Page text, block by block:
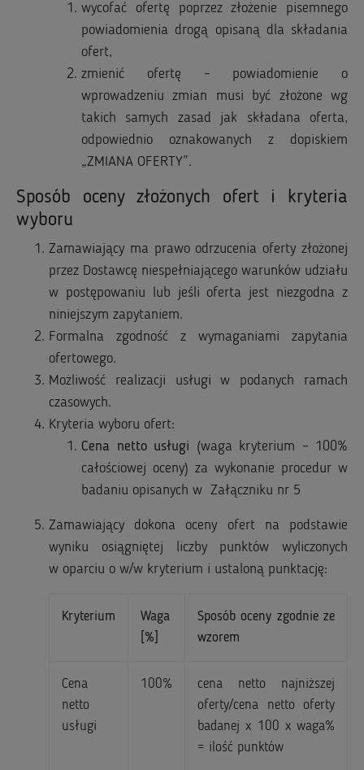
wycofać ofertę poprzez złożenie pisemnego
powiadomienia drogą opisaną dla składania
ofert,
zmienić ofertę – powiadomienie o
wprowadzeniu zmian musi być złożone wg
takich samych zasad jak składana oferta,
odpowiednio oznakowanych z dopiskiem
„ZMIANA OFERTY”.
Sposób oceny złożonych ofert i kryteria
wyboru
Zamawiający ma prawo odrzucenia oferty złożonej
przez Dostawcę niespełniającego warunków udziału
w postępowaniu lub jeśli oferta jest niezgodna z
niniejszym zapytaniem.
Formalna zgodność z wymaganiami zapytania
ofertowego.
Możliwość realizacji usługi w podanych ramach
czasowych.
Kryteria wyboru ofert:
Cena netto usługi (waga kryterium – 100%
całościowej oceny) za wykonanie procedur w
badaniu opisanych w Załączniku nr 5
Zamawiający dokona oceny ofert na podstawie
wyniku osiągniętej liczby punktów wyliczonych
w oparciu o w/w kryterium i ustaloną punktację:
Kryterium
Waga
[%]
Sposób oceny zgodnie ze
wzorem
Cena
netto
usługi
100%
cena netto najniższej
oferty/cena netto oferty
badanej x 100 x waga%
= ilość punktów